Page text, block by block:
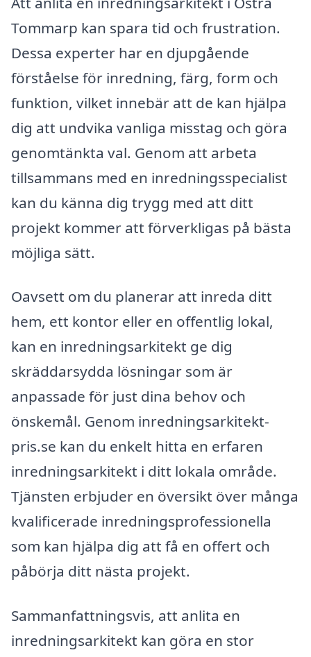
Tommarp kan spara tid och frustration.
Dessa experter har en djupgående
förståelse för inredning, färg, form och
funktion, vilket innebär att de kan hjälpa
dig att undvika vanliga misstag och göra
genomtänkta val. Genom att arbeta
tillsammans med en inredningsspecialist
kan du känna dig trygg med att ditt
projekt kommer att förverkligas på bästa
möjliga sätt.
Oavsett om du planerar att inreda ditt
hem, ett kontor eller en offentlig lokal,
kan en inredningsarkitekt ge dig
skräddarsydda lösningar som är
anpassade för just dina behov och
önskemål. Genom inredningsarkitekt-
pris.se kan du enkelt hitta en erfaren
inredningsarkitekt i ditt lokala område.
Tjänsten erbjuder en översikt över många
kvalificerade inredningsprofessionella
som kan hjälpa dig att få en offert och
påbörja ditt nästa projekt.
Sammanfattningsvis, att anlita en
inredningsarkitekt kan göra en stor